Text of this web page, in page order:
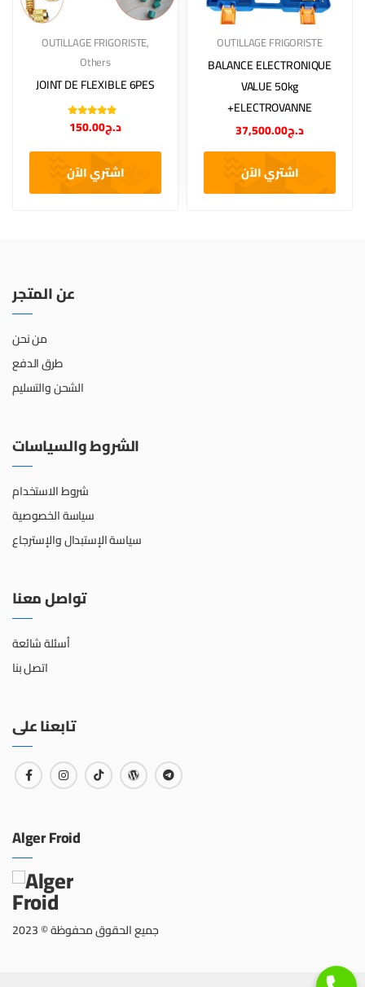
OUTILLAGE FRIGORISTE,
Others
JOINT DE FLEXIBLE 6PES
Note 5.00sur
5 د.ج150.00
اشتري الآن
OUTILLAGE FRIGORISTE
BALANCE ELECTRONIQUE
VALUE 50kg
+ELECTROVANNE
د.ج37,500.00
اشتري الآن
عن المتجر
من نحن
طرق الدفع
الشحن والتسليم
الشروط والسياسات
شروط الاستخدام
سياسة الخصوصية
سياسة الإستبدال والإسترجاع
تواصل معنا
أسئلة شائعة
اتصل بنا
تابعنا على
Alger Froid
جميع الحقوق محفوظة © 2023